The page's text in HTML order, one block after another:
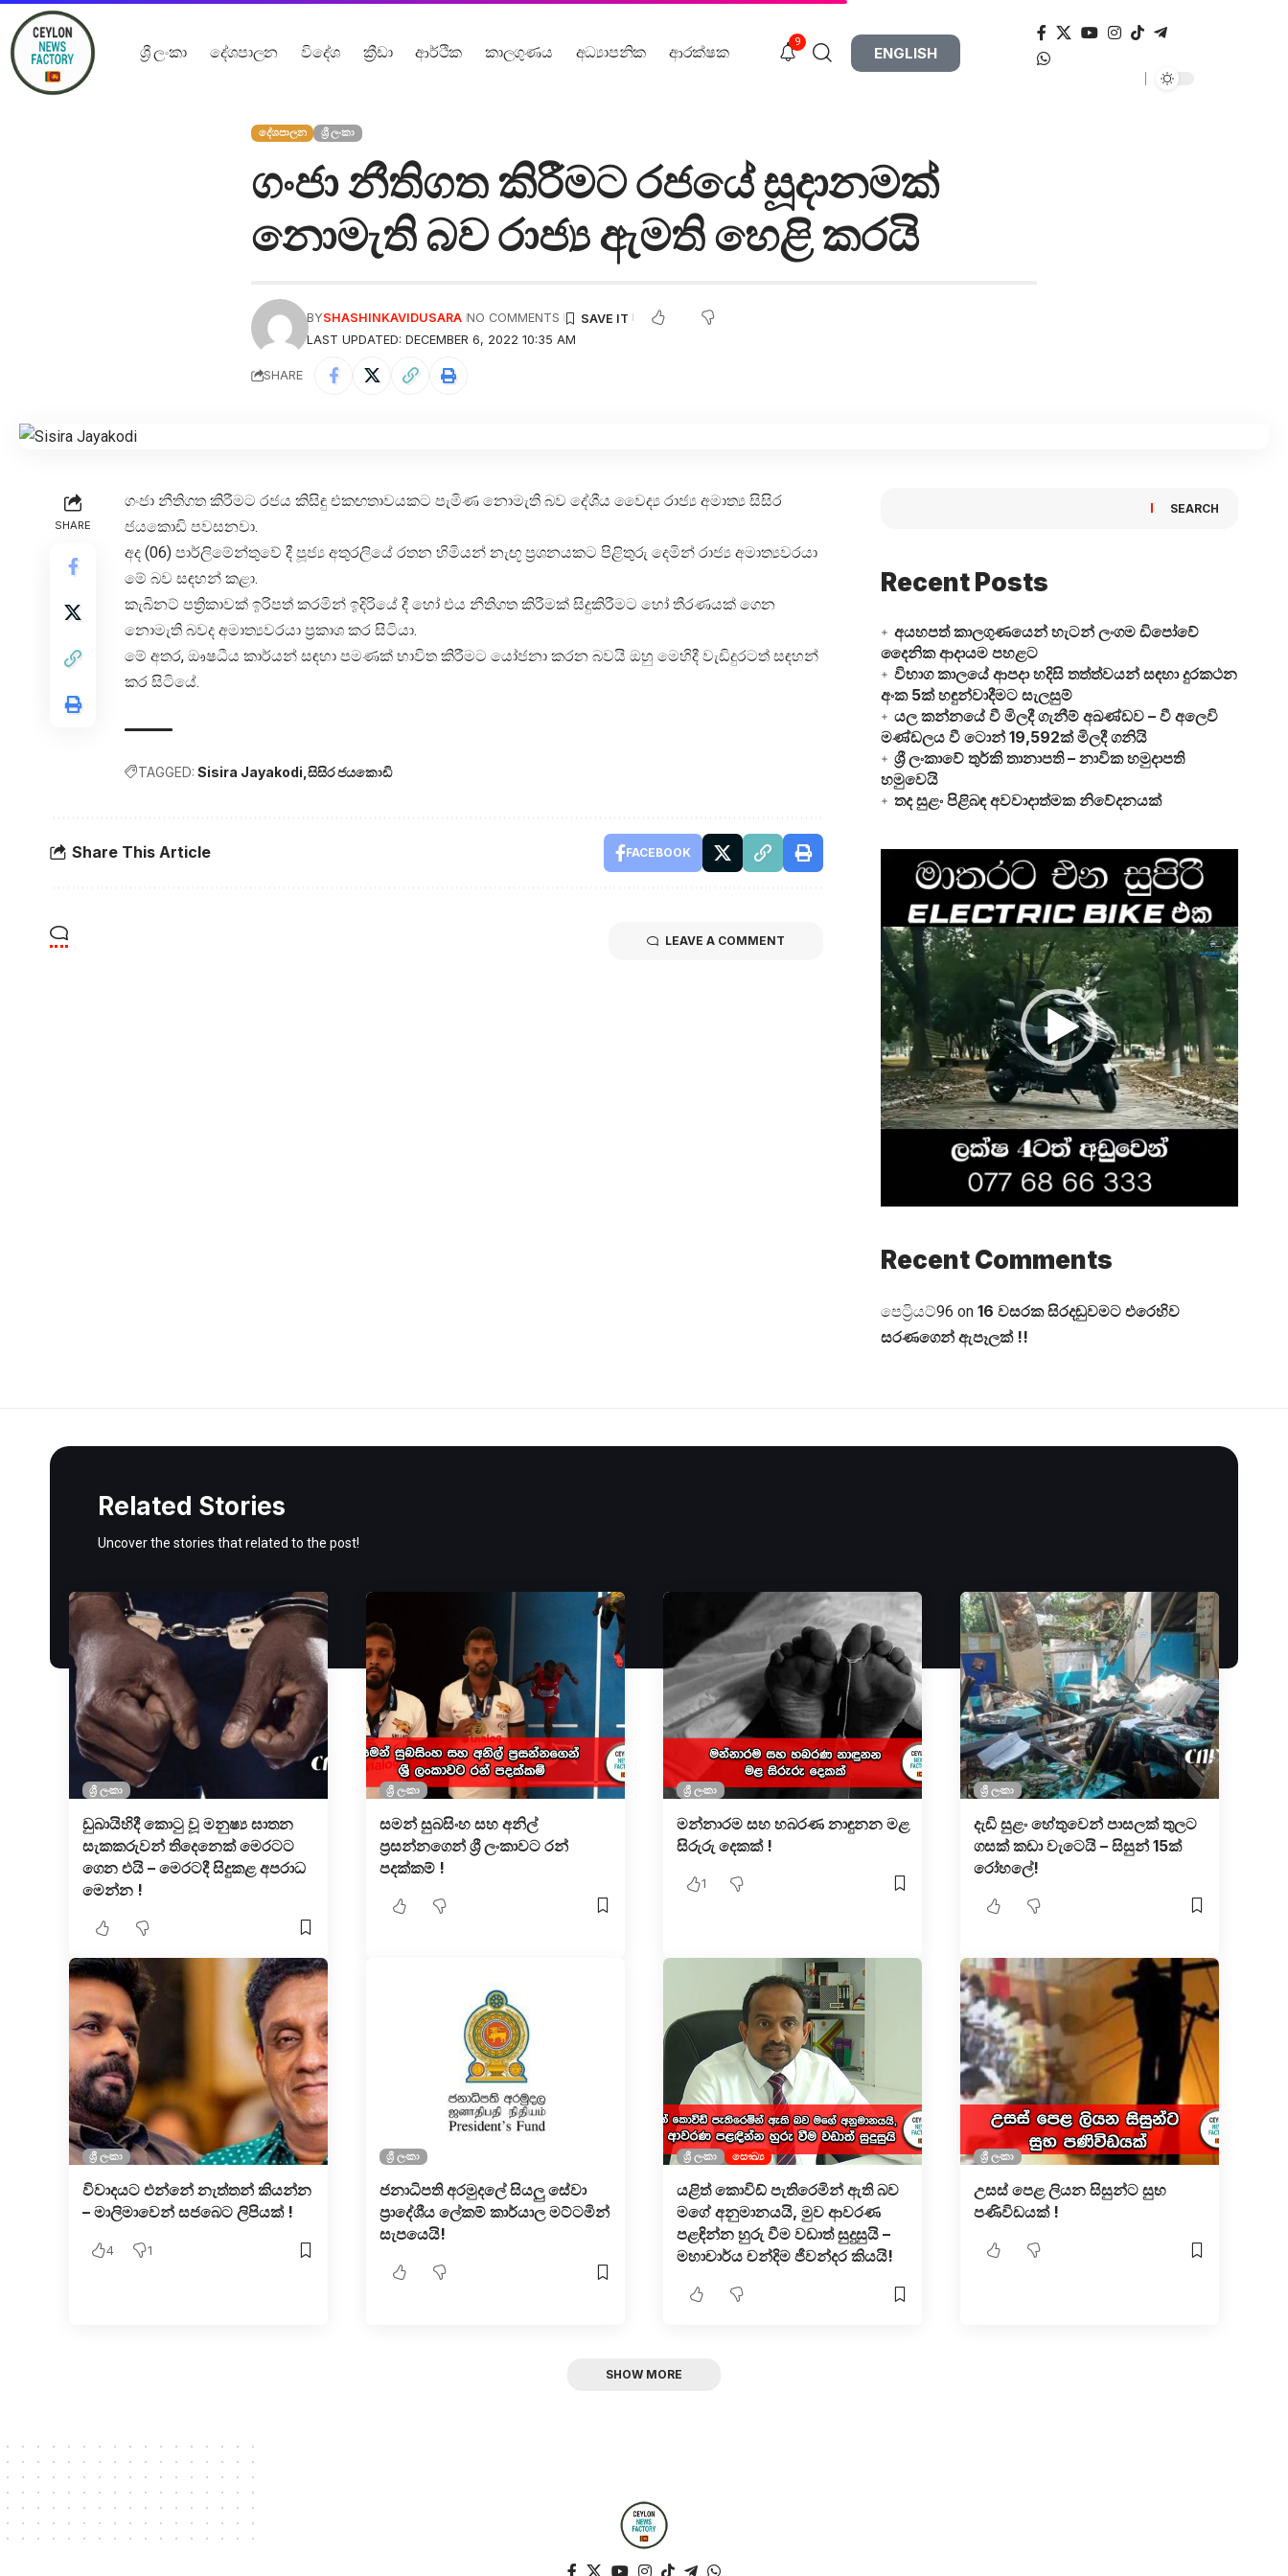
ශ්‍රී ලංකා දේශපාලන විදේශ ක්‍රීඩා ආර්ථික කාලගුණය අධ්‍යාපනික ආරක්ෂක
9
ENGLISH
දේශපාලන ශ්‍රී ලංකා
ගංජා නීතිගත කිරීමට රජයේ සූදානමක්
නොමැති බව රාජ්‍ය ඇමති හෙළි කරයි
LAST UPDATED: DECEMBER 6, 2022 10:35 AM
BYSHASHINKAVIDUSARA NO COMMENTS
SHARE
SHARE
ගංජා නීතිගත කිරීමට රජය කිසිඳු එකඟතාවයකට පැමිණ නොමැති බව දේශීය වෛද්‍ය රාජ්‍ය අමාත්‍ය සිසිර
ජයකොඩි පවසනවා.
අද (06) පාර්ලිමේන්තුවේ දී පූජ්‍ය අතුරලියේ රතන හිමියන් නැඟූ ප්‍රශනයකට පිළිතුරු දෙමින් රාජ්‍ය අමාත්‍යවරයා
මේ බව සඳහන් කළා.
කැබිනට් පත්‍රිකාවක් ඉරිපත් කරමින් ඉදිරියේ දී හෝ එය නීතිගත කිරීමක් සිදුකිරීමට හෝ තීරණයක් ගෙන
නොමැති බවද අමාත්‍යවරයා ප්‍රකාශ කර සිටියා.
මේ අතර, ඖෂධීය කාර්යන් සඳහා පමණක් භාවිත කිරීමට යෝජනා කරන බවයි ඔහු මෙහිදී වැඩිදුරටත් සඳහන්
කර සිටියේ.
TAGGED: Sisira Jayakodi සිසිර ජයකොඩි
Share This Article FACEBOOK
LEAVE A COMMENT
SEARCH
Recent Posts
අයහපත් කාලගුණයෙන් හැටන් ලංගම ඩිපෝවේ
දෛනික ආදායම පහළට
විභාග කාලයේ ආපදා හදිසි තත්ත්වයන් සඳහා දුරකථන
අංක 5ක් හඳුන්වාදීමට සැලසුම්
යල කන්නයේ වී මිලදී ගැනීම් අඛණ්ඩව – වී අලෙවි
මණ්ඩලය වී ටොන් 19,592ක් මිලදී ගනියි
ශ්‍රී ලංකාවේ තුර්කි තානාපති – නාවික හමුදාපති
හමුවෙයි
තද සුළං පිළිබඳ අවවාදාත්මක නිවේදනයක්
Video
Player
Recent Comments
පෙට්‍රියට්96 on 16 වසරක සිරදඬුවමට එරෙහිව
සරණගෙන් ඇපෑලක් !!
Related Stories
Uncover the stories that related to the post!
ශ්‍රී ලංකා
ඩුබායිහිදී කොටු වූ මනුෂ්‍ය ඝාතන
සැකකරුවන් තිදෙනෙක් මෙරටට
ගෙන එයි – මෙරටදී සිදුකළ අපරාධ
මෙන්න !
ශ්‍රී ලංකා
සමන් සුබසිංහ සහ අනිල්
ප්‍රසන්නගෙන් ශ්‍රී ලංකාවට රන්
පදක්කම් !
ශ්‍රී ලංකා
මන්නාරම සහ හබරණ නාඳුනන මළ
සිරුරු දෙකක් !
1
ශ්‍රී ලංකා
දැඩි සුළං හේතුවෙන් පාසලක් තුලට
ගසක් කඩා වැටෙයි – සිසුන් 15ක්
රෝහලේ!
ශ්‍රී ලංකා
විවාදයට එන්නේ නැත්තන් කියන්න
– මාලිමාවෙන් සජබෙට ලිපියක් !
4 1
ශ්‍රී ලංකා
ජනාධිපති අරමුදලේ සියලු සේවා
ප්‍රාදේශීය ලේකම් කාර්යාල මට්ටමින්
සැපයෙයි!
ශ්‍රී ලංකා සෞඛ්‍ය
යළිත් කොවිඩ් පැතිරෙමින් ඇති බව
මගේ අනුමානයයි, මුව ආවරණ
පළඳින්න හුරු වීම වඩාත් සුදුසුයි –
මහාචාර්ය චන්දිම ජීවන්දර කියයි!
ශ්‍රී ලංකා
උසස් පෙළ ලියන සිසුන්ට සුභ
පණිවිඩයක් !
SHOW MORE